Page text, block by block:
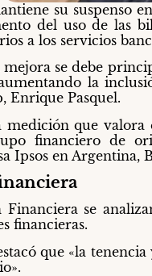
su suspenso
del uso de las
a los servicios
mejora se debe
la
Enrique Pasquel.
medición que
financiero de
Ipsos en Argentina,
se
financieras.
que «la